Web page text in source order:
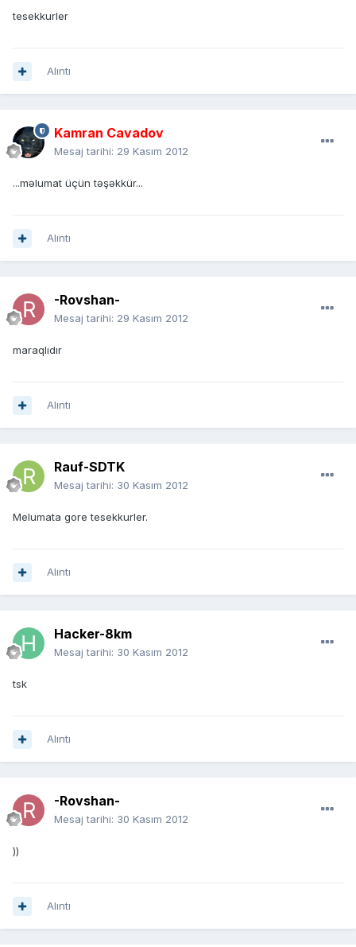
tesekkurler
Alıntı
Kamran Cavadov
Mesaj tarihi: 29 Kasım 2012
...məlumat üçün təşəkkür...
Alıntı
-Rovshan-
Mesaj tarihi: 29 Kasım 2012
maraqlıdır
Alıntı
Rauf-SDTK
Mesaj tarihi: 30 Kasım 2012
Melumata gore tesekkurler.
Alıntı
Hacker-8km
Mesaj tarihi: 30 Kasım 2012
tsk
Alıntı
-Rovshan-
Mesaj tarihi: 30 Kasım 2012
))
Alıntı